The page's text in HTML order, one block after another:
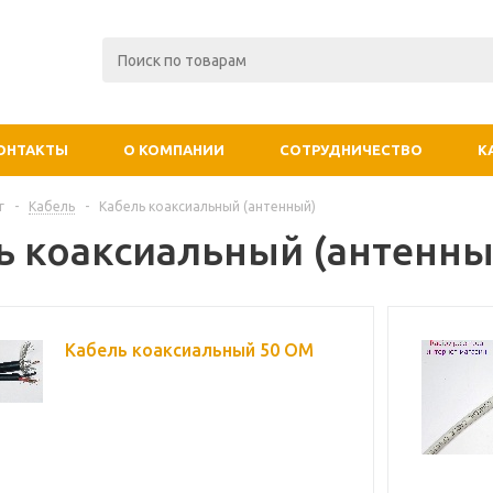
О КОМПАНИИ СОТРУДНИЧЕСТВО
- Кабель - Кабель коаксиальный (антенный)
коаксиальный
Кабель коаксиальный 50 OM